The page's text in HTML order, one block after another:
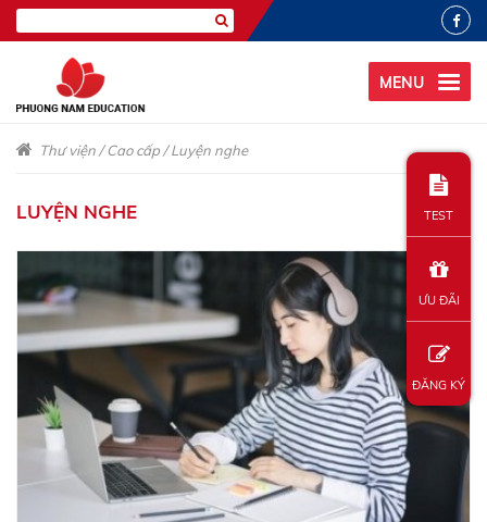
MENU
Thư viện/Cao cấp/Luyện nghe
LUYỆN NGHE TEST
ƯU ĐÃI
ĐĂNG KÝ